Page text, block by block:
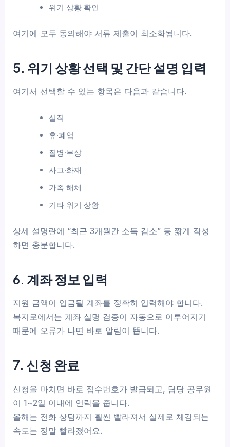
위기 상황 확인
여기에 모두 동의해야 서류 제출이 최소화됩니다.
5. 위기 상황 선택 및 간단 설명 입력
여기서 선택할 수 있는 항목은 다음과 같습니다.
실직
휴·폐업
질병·부상
사고·화재
가족 해체
기타 위기 상황
상세 설명란에 “최근 3개월간 소득 감소” 등 짧게 작성
하면 충분합니다.
6. 계좌 정보 입력
지원 금액이 입금될 계좌를 정확히 입력해야 합니다.
복지로에서는 계좌 실명 검증이 자동으로 이루어지기
때문에 오류가 나면 바로 알림이 뜹니다.
7. 신청 완료
신청을 마치면 바로 접수번호가 발급되고, 담당 공무원
이 1~2일 이내에 연락을 줍니다.
올해는 전화 상담까지 훨씬 빨라져서 실제로 체감되는
속도는 정말 빨라졌어요.